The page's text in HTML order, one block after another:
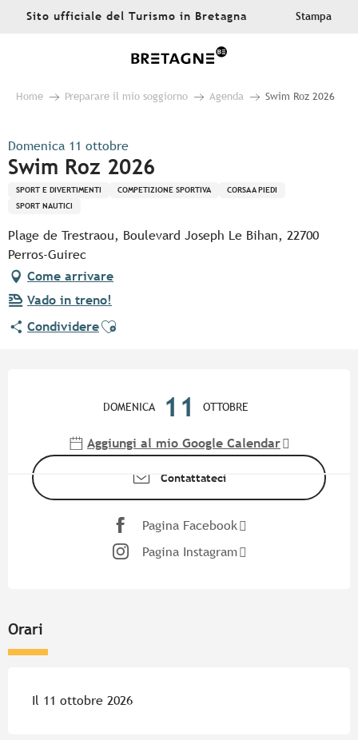
AllerSito ufficiale del Turismo in Bretagna Stampa
Home Preparare il mio soggiorno Agenda Swim Roz 2026
Domenica 11 ottobre
Swim Roz 2026
SPORT E DIVERTIMENTI COMPETIZIONE SPORTIVA
CORSA A PIEDI
SPORT NAUTICI
Plage de Trestraou, Boulevard Joseph Le Bihan, 22700
Perros-Guirec
Come arrivare
Vado in treno!
CondividereAjouter aux favoris
DOMENICA 11 OTTOBRE
Aggiungi al mio Google Calendar
Contattateci
Pagina Facebook
Pagina Instagram
Orari
Il 11 ottobre 2026